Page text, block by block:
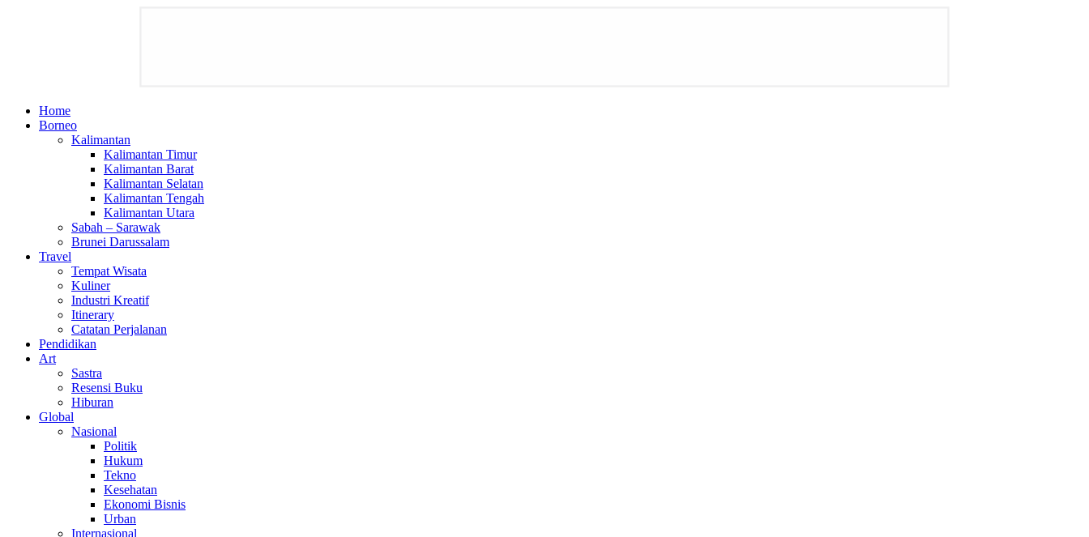
Home
Borneo
Kalimantan
Kalimantan Timur
Kalimantan Barat
Kalimantan Selatan
Kalimantan Tengah
Kalimantan Utara
Sabah – Sarawak
Brunei Darussalam
Travel
Tempat Wisata
Kuliner
Industri Kreatif
Itinerary
Catatan Perjalanan
Pendidikan
Art
Sastra
Resensi Buku
Hiburan
Global
Nasional
Politik
Hukum
Tekno
Kesehatan
Ekonomi Bisnis
Urban
Internasional